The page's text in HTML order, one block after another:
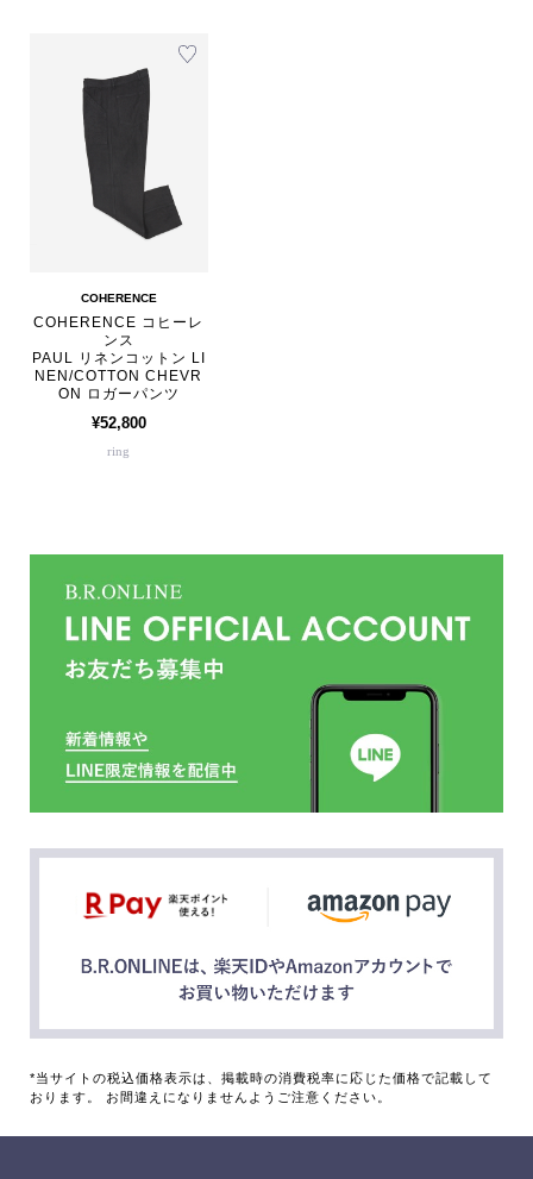
COHERENCE
COHERENCE コヒーレ
ンス
PAUL リネンコットン LI
NEN/COTTON CHEVR
ON ロガーパンツ
¥52,800
ring
*当サイトの税込価格表示は、掲載時の消費税率に応じた価格で記載して
おります。 お間違えになりませんようご注意ください。